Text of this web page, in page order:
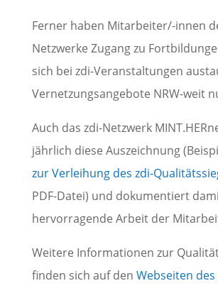
Ferner haben Mitarbeiter/-innen
Netzwerke Zugang zu
sich bei zdi-Veranstaltungen
Vernetzungsangebote NRW-weit
Auch das zdi-Netzwerk
jährlich diese Auszeichnung
zur Verleihung des zdi-
PDF-Datei) und dokumentiert
hervorragende Arbeit der
Weitere Informationen zur
finden sich auf den Webseiten